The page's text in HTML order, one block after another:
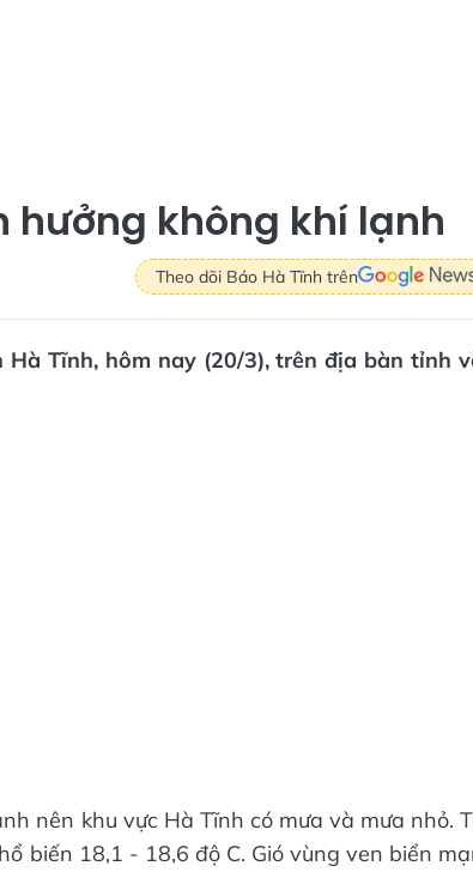
hưởng không khí lạnh
Theo dõi Báo Hà Tĩnh trên
Tĩnh, hôm nay (20/3), trên địa bàn tỉnh
nên khu vực Hà Tĩnh có mưa và mưa nhỏ.
biến 18,1 - 18,6 độ C. Gió vùng ven biển